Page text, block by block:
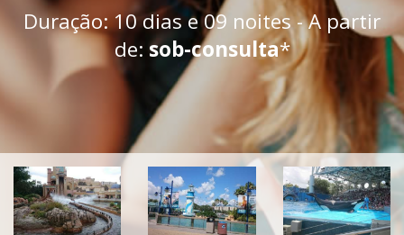
Duração: 10 dias e 09 noites - A partir
de: sob-consulta*